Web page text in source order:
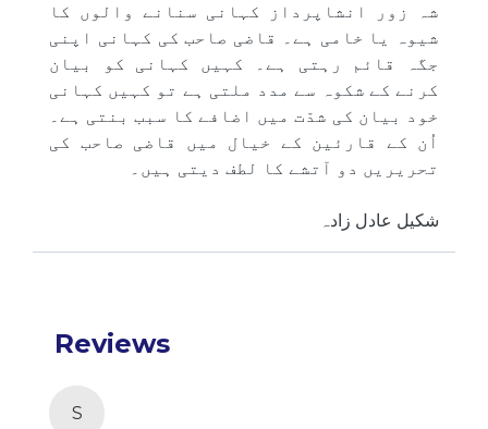
شہ زور انشاپرداز کہانی سنانے والوں کا
شیوہ یا خامی ہے۔ قاضی صاحب کی کہانی اپنی
جگہ قائم رہتی ہے۔ کہیں کہانی کو بیان
کرنے کے شکوہ سے مدد ملتی ہے تو کہیں کہانی
خود بیان کی شدّت میں اضافے کا سبب بنتی ہے۔
اُن کے قارئین کے خیال میں قاضی صاحب کی
تحریریں دو آتشے کا لطف دیتی ہیں۔
شکیل عادل زادہ
Reviews
S